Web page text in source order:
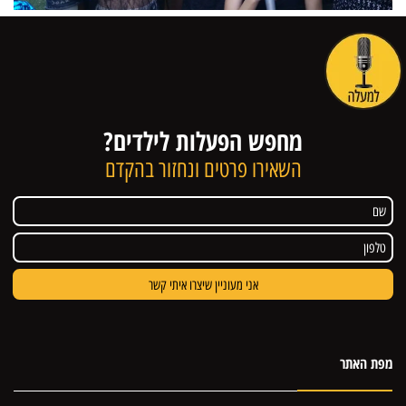
מחפש הפעלות לילדים?
השאירו פרטים ונחזור בהקדם
מפת האתר